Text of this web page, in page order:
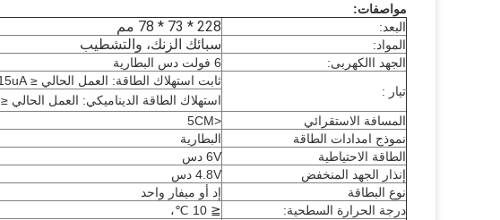
مواصفات:
البعد:
228 * 73 * 78 مم
المواد: سبائك الزنك، والتشطيب
الجهد االكهربى:
6 فولت دس البطارية
تيار :
ثابت استهلاك الطاقة: العمل الحالي ≤ 15uA
استهلاك الطاقة الديناميكي: العمل الحالي ≤ 300 مللي أمبير
المسافة الاستقرائي
<5CM
نموذج امدادات الطاقة
البطارية
الطاقة الاحتياطية
6V دس
إنذار الجهد المنخفض
4.8V دس
نوع البطاقة
إد أو ميفار واحد
درجة الحرارة السطحية:
≦ 10 ℃،